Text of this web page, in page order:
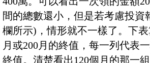
間的總數還小，但是若考慮投資
欄所示)，情形就不一樣了。下
月或200月的終值，每一列代表
終值。清楚看出120個月的那一